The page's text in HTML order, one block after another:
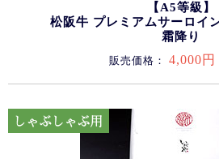
【A5等級】
松阪牛 プレミアムサーロイ
霜降り
販売価格： 4,000円